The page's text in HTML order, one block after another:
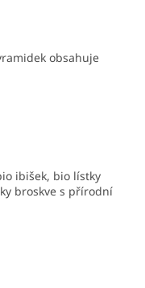
obsahuje
ibišek, bio lístky
broskve s přírodní